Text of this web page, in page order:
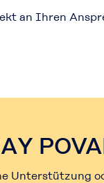
an Ihren
Unterstützung